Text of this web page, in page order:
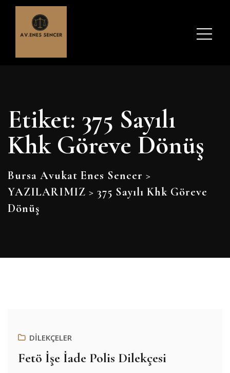
Etiket: 375 Sayılı
Khk Göreve Dönüş
Bursa Avukat Enes Sencer >
YAZILARIMIZ > 375 Sayılı Khk Göreve
Dönüş
DİLEKÇELER
Fetö İşe İade Polis Dilekçesi